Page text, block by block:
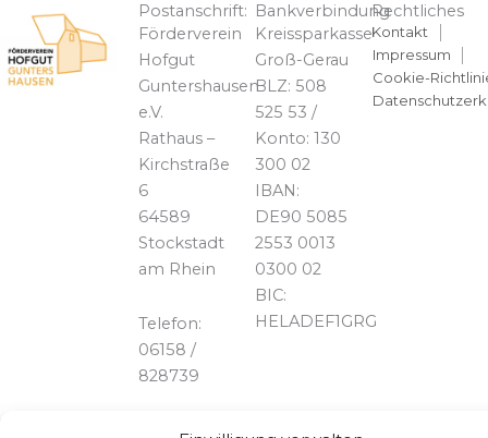
Postanschrift:
Förderverein
Hofgut
Guntershausen
e.V.
Rathaus –
Kirchstraße
6
64589
Stockstadt
am Rhein
Telefon:
06158 /
828739
Bankverbindung
Kreissparkasse
Groß-Gerau
BLZ: 508
525 53 /
Konto: 130
300 02
IBAN:
DE90 5085
2553 0013
0300 02
BIC:
HELADEF1GRG
Rechtliches
Kontakt
Impressum
Cookie-